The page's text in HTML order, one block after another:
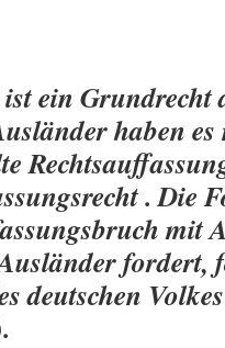
ein Grundrecht
haben es
. Die
mit
fordert,
deutschen